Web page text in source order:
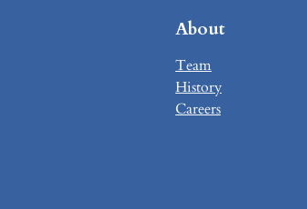
About
Team
History
Careers